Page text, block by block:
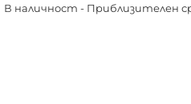
В наличност - Приблизителен